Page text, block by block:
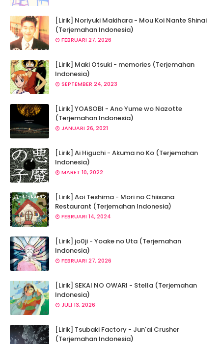
[Lirik] Noriyuki Makihara - Mou Koi Nante Shinai
(Terjemahan Indonesia)
FEBRUARI 27, 2026
[Lirik] Maki Otsuki - memories (Terjemahan
Indonesia)
SEPTEMBER 24, 2023
[Lirik] YOASOBI - Ano Yume wo Nazotte
(Terjemahan Indonesia)
JANUARI 26, 2021
[Lirik] Ai Higuchi - Akuma no Ko (Terjemahan
Indonesia)
MARET 10, 2022
[Lirik] Aoi Teshima - Mori no Chiisana
Restaurant (Terjemahan Indonesia)
FEBRUARI 14, 2024
[Lirik] jo0ji - Yoake no Uta (Terjemahan
Indonesia)
FEBRUARI 27, 2026
[Lirik] SEKAI NO OWARI - Stella (Terjemahan
Indonesia)
JULI 13, 2026
[Lirik] Tsubaki Factory - Jun'ai Crusher
(Terjemahan Indonesia)